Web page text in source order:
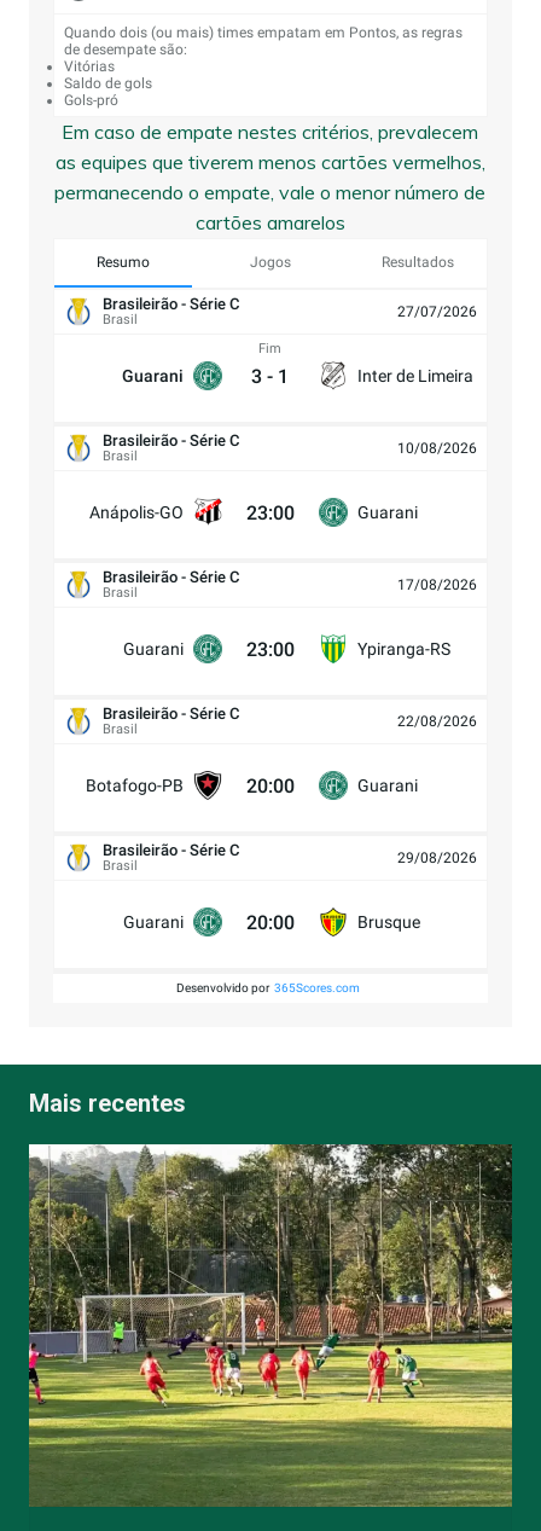
Quando dois (ou mais) times empatam em Pontos, as regras
de desempate são:
Vitórias
Saldo de gols
Gols-pró
Em caso de empate nestes critérios, prevalecem
as equipes que tiverem menos cartões vermelhos,
permanecendo o empate, vale o menor número de
cartões amarelos
Resumo Jogos Resultados
Brasileirão - Série C
Brasil 27/07/2026
Guarani
Fim
3 - 1 Inter de Limeira
Brasileirão - Série C
Brasil 10/08/2026
Anápolis-GO 23:00 Guarani
Brasileirão - Série C
Brasil 17/08/2026
Guarani 23:00 Ypiranga-RS
Brasileirão - Série C
Brasil 22/08/2026
Botafogo-PB 20:00 Guarani
Brasileirão - Série C
Brasil 29/08/2026
Guarani 20:00 Brusque
Desenvolvido por 365Scores.com
Mais recentes